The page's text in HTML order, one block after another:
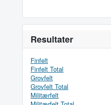
Resultater
Finfelt
Finfelt Total
Grovfelt
Grovfelt Total
Militærfelt